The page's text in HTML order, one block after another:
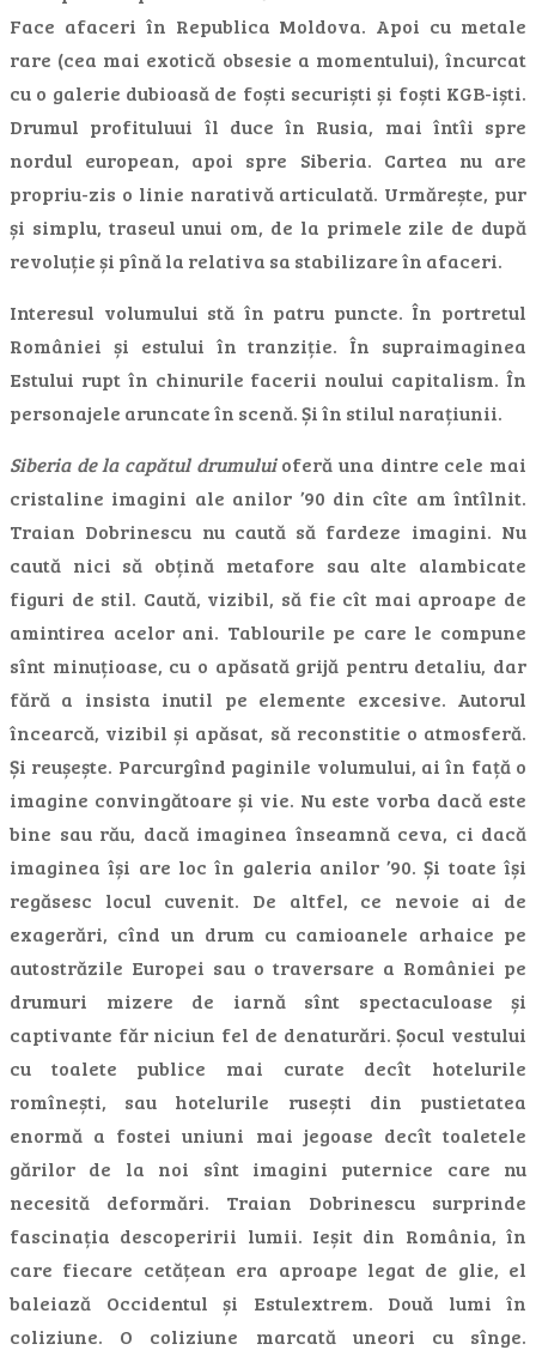
Face afaceri în Republica Moldova. Apoi cu metale
rare (cea mai exotică obsesie a momentului), încurcat
cu o galerie dubioasă de foști securiști și foști KGB-iști.
Drumul profituluui îl duce în Rusia, mai întîi spre
nordul european, apoi spre Siberia. Cartea nu are
propriu-zis o linie narativă articulată. Urmărește, pur
și simplu, traseul unui om, de la primele zile de după
revoluție și pînă la relativa sa stabilizare în afaceri.
Interesul volumului stă în patru puncte. În portretul
României și estului în tranziție. În supraimaginea
Estului rupt în chinurile facerii noului capitalism. În
personajele aruncate în scenă. Și în stilul narațiunii.
Siberia de la capătul drumuluioferă una dintre cele mai
cristaline imagini ale anilor ’90 din cîte am întîlnit.
Traian Dobrinescu nu caută să fardeze imagini. Nu
caută nici să obțină metafore sau alte alambicate
figuri de stil. Caută, vizibil, să fie cît mai aproape de
amintirea acelor ani. Tablourile pe care le compune
sînt minuțioase, cu o apăsată grijă pentru detaliu, dar
fără a insista inutil pe elemente excesive. Autorul
încearcă, vizibil și apăsat, să reconstitie o atmosferă.
Și reușește. Parcurgînd paginile volumului, ai în față o
imagine convingătoare și vie. Nu este vorba dacă este
bine sau rău, dacă imaginea înseamnă ceva, ci dacă
imaginea își are loc în galeria anilor ’90. Și toate își
regăsesc locul cuvenit. De altfel, ce nevoie ai de
exagerări, cînd un drum cu camioanele arhaice pe
autostrăzile Europei sau o traversare a României pe
drumuri mizere de iarnă sînt spectaculoase și
captivante făr niciun fel de denaturări. Șocul vestului
cu toalete publice mai curate decît hotelurile
romînești, sau hotelurile rusești din pustietatea
enormă a fostei uniuni mai jegoase decît toaletele
gărilor de la noi sînt imagini puternice care nu
necesită deformări. Traian Dobrinescu surprinde
fascinația descoperirii lumii. Ieșit din România, în
care fiecare cetățean era aproape legat de glie, el
baleiază Occidentul și Estulextrem. Două lumi în
coliziune. O coliziune marcată uneori cu sînge.